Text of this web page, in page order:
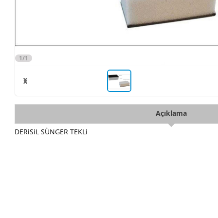
1/1
Açıklama
DERiSiL SÜNGER TEKLi